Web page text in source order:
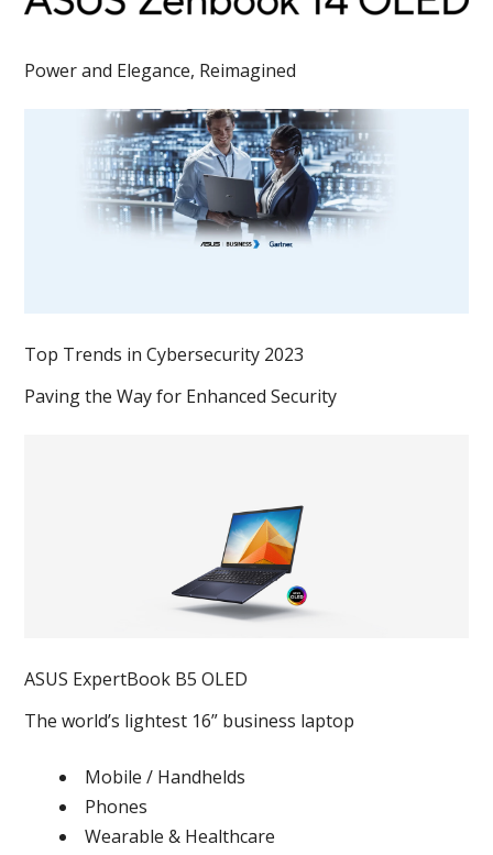
Power and Elegance, Reimagined
Top Trends in Cybersecurity 2023
Paving the Way for Enhanced Security
ASUS ExpertBook B5 OLED
The world’s lightest 16” business laptop
Mobile / Handhelds
Phones
Wearable & Healthcare